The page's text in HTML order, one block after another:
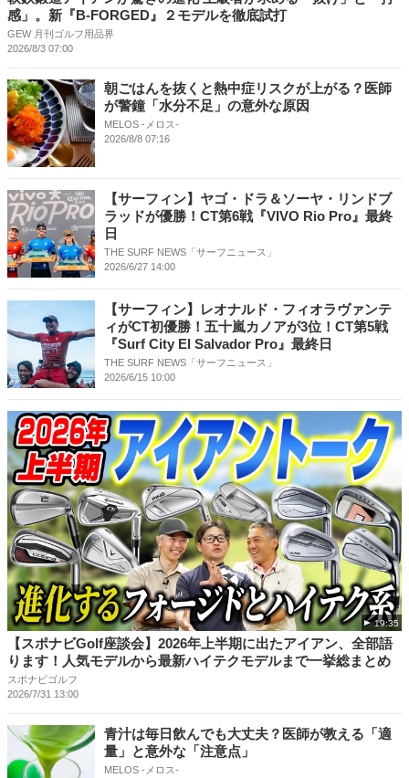
感」。新『B-FORGED』２モデルを徹底試打
GEW 月刊ゴルフ用品界
2026/8/3 07:00
朝ごはんを抜くと熱中症リスクが上がる？医師
が警鐘「水分不足」の意外な原因
MELOS -メロス-
2026/8/8 07:16
【サーフィン】ヤゴ・ドラ＆ソーヤ・リンドブ
ラッドが優勝！CT第6戦『VIVO Rio Pro』最終
日
THE SURF NEWS「サーフニュース」
2026/6/27 14:00
【サーフィン】レオナルド・フィオラヴァンテ
ィがCT初優勝！五十嵐カノアが3位！CT第5戦
『Surf City El Salvador Pro』最終日
THE SURF NEWS「サーフニュース」
2026/6/15 10:00
19:35
【スポナビGolf座談会】2026年上半期に出たアイアン、全部語
ります！人気モデルから最新ハイテクモデルまで一挙総まとめ
スポナビゴルフ
2026/7/31 13:00
青汁は毎日飲んでも大丈夫？医師が教える「適
量」と意外な「注意点」
MELOS -メロス-